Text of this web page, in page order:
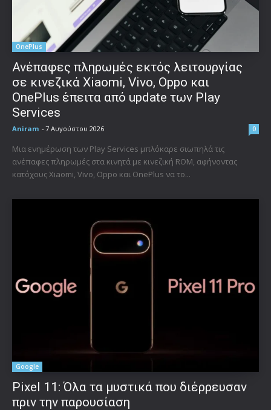
OnePlus
Ανέπαφες πληρωμές εκτός λειτουργίας
σε κινεζικά Xiaomi, Vivo, Oppo και
OnePlus έπειτα από update των Play
Services
Aniram - 7 Αυγούστου 2026 0
Μια ενημέρωση των Play Services μπλόκαρε σιωπηλά τις
ανέπαφες πληρωμές στα κινητά με κινεζική ROM, αφήνοντας
κατόχους Xiaomi, Vivo, Oppo και OnePlus να το...
Google
Pixel 11: Όλα τα μυστικά που διέρρευσαν
πριν την παρουσίαση